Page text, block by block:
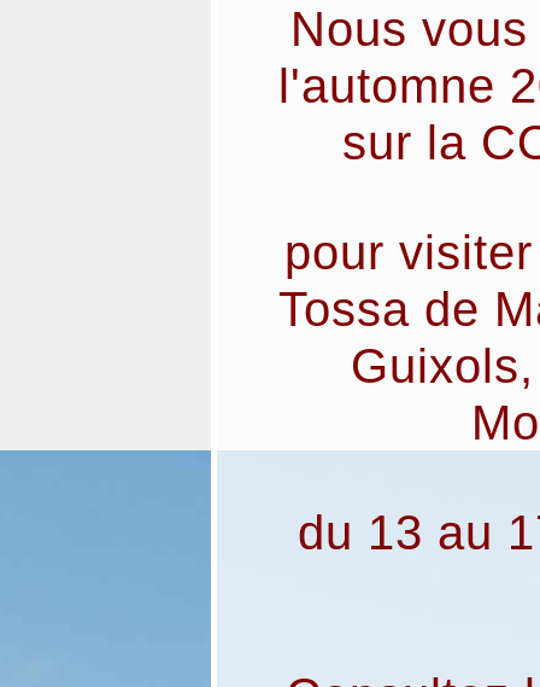
Nous
l'automne
sur la
pour
Tossa de
du 13 au